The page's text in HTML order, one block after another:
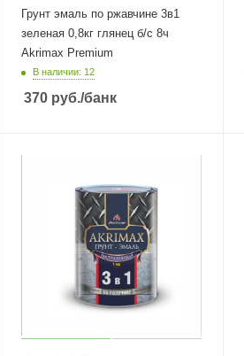
Грунт эмаль по ржавчине 3в1
зеленая 0,8кг глянец б/с 8ч
Akrimax Premium
В наличии: 12
370 руб./банк